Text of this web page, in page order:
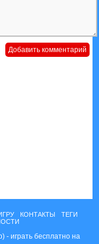
КОНТАКТЫ
ТЕГИ
- играть бесплатно на